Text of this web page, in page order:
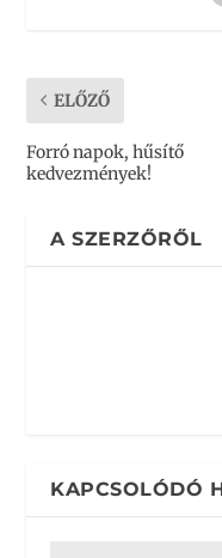
ELŐZŐ
Forró napok, hűsítő
kedvezmények!
A SZERZŐRŐL
KAPCSOLÓDÓ